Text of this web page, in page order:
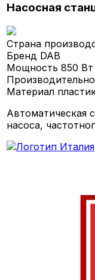
Насосная
Страна
Бренд DAB
Мощность850 Вт
Материал
Автоматическая
насоса,